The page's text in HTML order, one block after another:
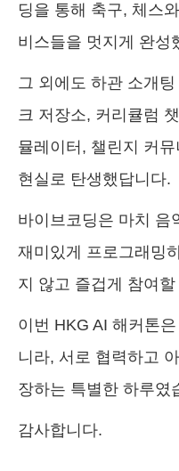
딩을 통해 축구, 체스
비스들을 멋지게 완성
그 외에도 하관 소개
크 저장소, 커리큘럼
뮬레이터, 챌린지 커
현실로 탄생했답니다.
바이브코딩은 마치 음
재미있게 프로그래밍
지 않고 즐겁게 참여
이번 HKG AI 해커톤
니라, 서로 협력하고
장하는 특별한 하루였
감사합니다.